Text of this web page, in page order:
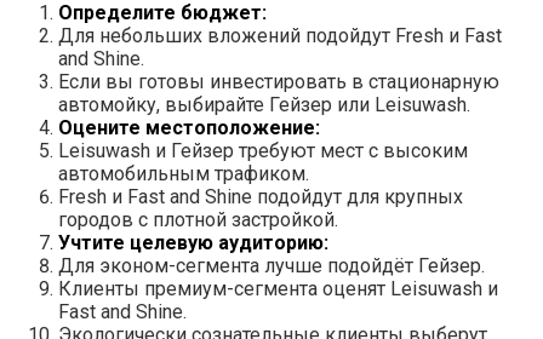
Определите бюджет:
Для небольших вложений подойдут Fresh и Fast
and Shine.
Если вы готовы инвестировать в стационарную
автомойку, выбирайте Гейзер или Leisuwash.
Оцените местоположение:
Leisuwash и Гейзер требуют мест с высоким
автомобильным трафиком.
Fresh и Fast and Shine подойдут для крупных
городов с плотной застройкой.
Учтите целевую аудиторию:
Для эконом-сегмента лучше подойдёт Гейзер.
Клиенты премиум-сегмента оценят Leisuwash и
Fast and Shine.